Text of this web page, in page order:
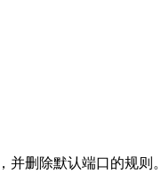
并删除默认端口的规则。